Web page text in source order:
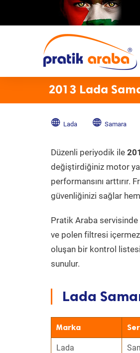
2013 Lada
Lada Samara
Düzenli periyodik ile
değiştirdiğiniz motor
performansını arttırır.
güvenliğinizi sağlar
Pratik Araba servisinde
ve polen filtresi içermez.
oluşan bir kontrol listesi
sunulur.
Lada
Marka
Lada